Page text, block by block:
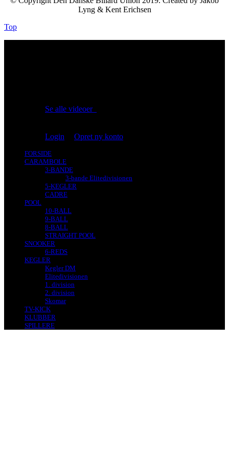
Lyng & Kent Erichsen
Top
Se alle videoer
Login
Opret ny konto
FORSIDE
CARAMBOLE
3-BANDE
3-bande Elitedivisionen
5-KEGLER
CADRE
POOL
10-BALL
9-BALL
8-BALL
STRAIGHT POOL
SNOOKER
6-REDS
KEGLER
Kegler DM
Elitedivisionen
1. division
2. division
Skomar
TV-KICK
KLUBBER
SPILLERE